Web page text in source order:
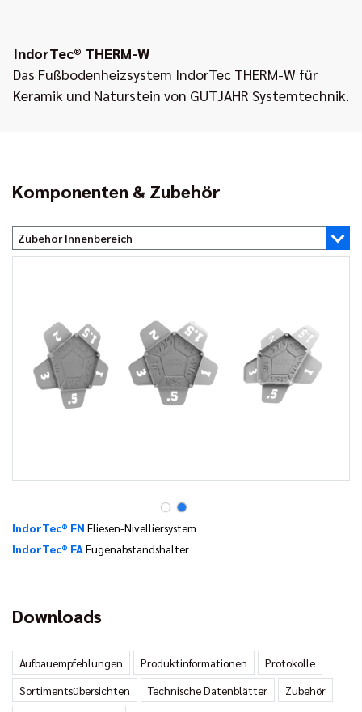
IndorTec® THERM-W
Das Fußbodenheizsystem IndorTec THERM-W für
Keramik und Naturstein von GUTJAHR Systemtechnik.
Komponenten & Zubehör
Zubehör Innenbereich
IndorTec® FN Fliesen-Nivelliersystem
IndorTec® FAFugenabstandshalter
Downloads
Aufbauempfehlungen Produktinformationen
Protokolle
Sortimentsübersichten
Technische Datenblätter
Zubehör